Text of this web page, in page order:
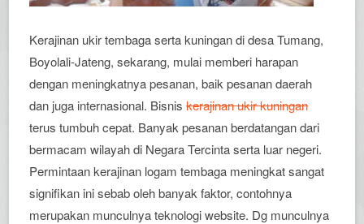
Kerajinan ukir tembaga serta kuningan di desa Tumang,
Boyolali-Jateng, sekarang, mulai memberi harapan
dengan meningkatnya pesanan, baik pesanan daerah
dan juga internasional. Bisniskerajinan ukir kuningan
terus tumbuh cepat. Banyak pesanan berdatangan dari
bermacam wilayah di Negara Tercinta serta luar negeri.
Permintaan kerajinan logam tembaga meningkat sangat
signifikan ini sebab oleh banyak faktor, contohnya
merupakan munculnya teknologi website. Dg munculnya